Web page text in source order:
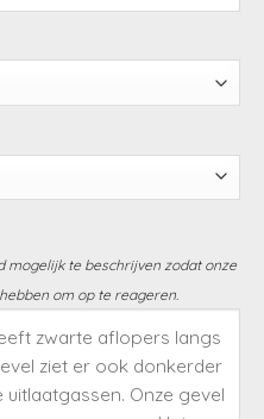
mogelijk te beschrijven zodat onze
om op te reageren.